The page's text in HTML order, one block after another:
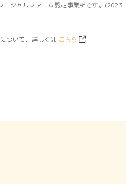
ーシャルファーム認定事業所です。(2023
ついて、詳しくは こちら